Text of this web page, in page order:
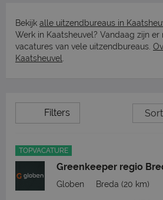
Bekijk alle uitzendbureaus in
Werk in Kaatsheuvel? Vandaag zijn er
vacatures van vele uitzendbureaus.
Kaatsheuvel
Filters
TOPVACATURE
Greenkeeper regio
Globen Breda (20 km)